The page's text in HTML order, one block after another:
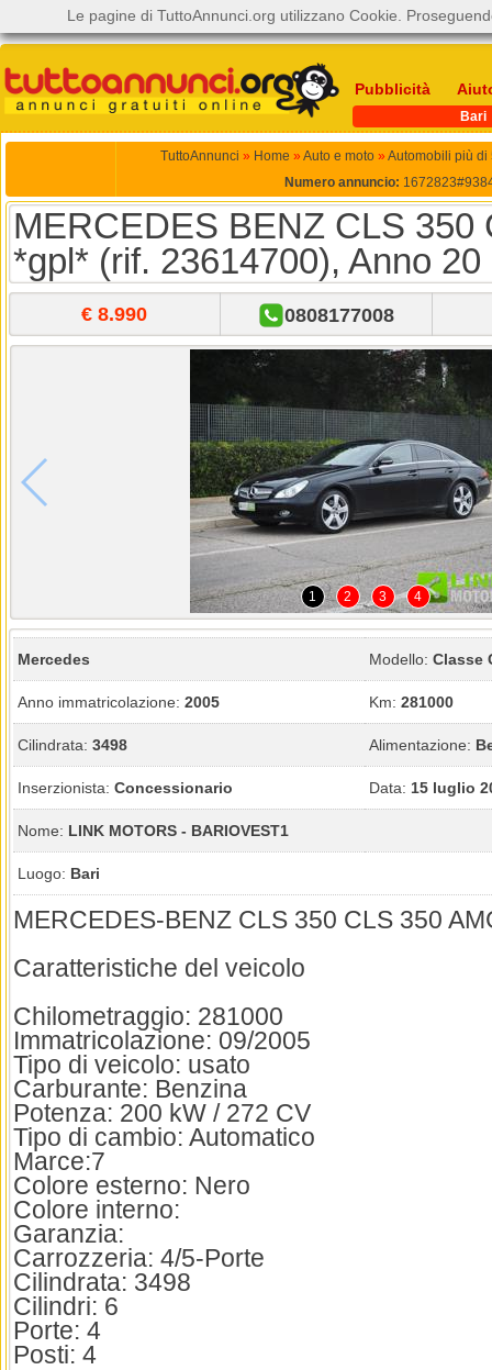
Pubblicità
Bari
TuttoAnnunci » Home » Auto e moto » Automobili più di
Numero annuncio:
MERCEDES BENZ CLS 350
*gpl* (rif. 23614700), Anno 20
€ 8.990 0808177008
1 2 3 4
Mercedes Modello: Classe
Anno immatricolazione: 2005 Km: 281000
Cilindrata: 3498 Alimentazione:
Inserzionista: Concessionario Data: 15 luglio
Nome: LINK MOTORS - BARIOVEST1
Luogo: Bari
MERCEDES-BENZ CLS 350 CLS 350
Caratteristiche del veicolo
Chilometraggio: 281000
Immatricolazione: 09/2005
Tipo di veicolo: usato
Carburante: Benzina
Potenza: 200 kW / 272 CV
Tipo di cambio: Automatico
Marce:7
Colore esterno: Nero
Colore interno:
Garanzia:
Carrozzeria: 4/5-Porte
Cilindrata: 3498
Cilindri: 6
Porte: 4
Posti: 4
Le pagine di TuttoAnnunci.org utilizzano Cookie.